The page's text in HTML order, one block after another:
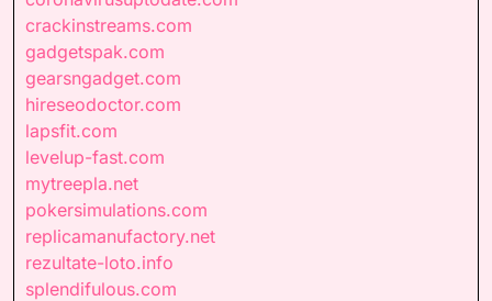
crackinstreams.com
gadgetspak.com
gearsngadget.com
hireseodoctor.com
lapsfit.com
levelup-fast.com
mytreepla.net
pokersimulations.com
replicamanufactory.net
rezultate-loto.info
splendifulous.com